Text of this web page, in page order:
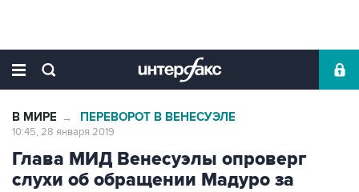
В МИРЕ → ПЕРЕВОРОТ В ВЕНЕСУЭЛЕ
10:45, 28 января 2019
Глава МИД Венесуэлы опроверг
слухи об обращении Мадуро за